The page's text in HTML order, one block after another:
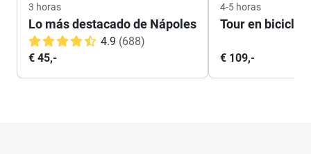
3 horas
Lo más destacado de Nápoles
4.9 (688)
€ 45,-
4-5 horas
Tour en
€ 109,-